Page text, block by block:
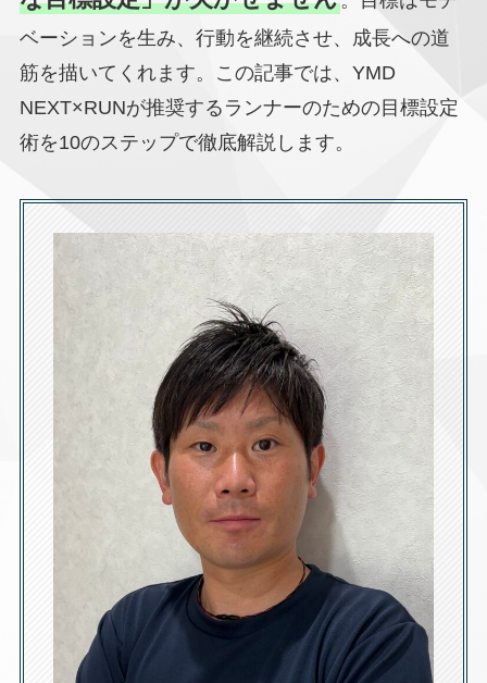
ベーションを生み、行動を継続させ、成長への道
筋を描いてくれます。この記事では、YMD
NEXT×RUNが推奨するランナーのための目標設定
術を10のステップで徹底解説します。